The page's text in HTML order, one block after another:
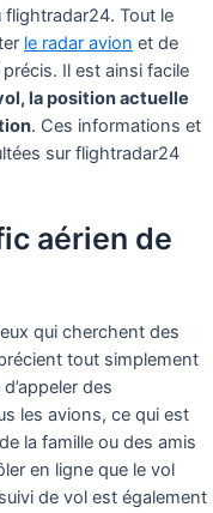
Tout le
le radar avion et de
Il est ainsi facile
la position actuelle
. Ces informations et
sur flightradar24
aérien de
qui cherchent des
tout simplement
des
les avions, ce qui est
la famille ou des amis
en ligne que le vol
de vol est également